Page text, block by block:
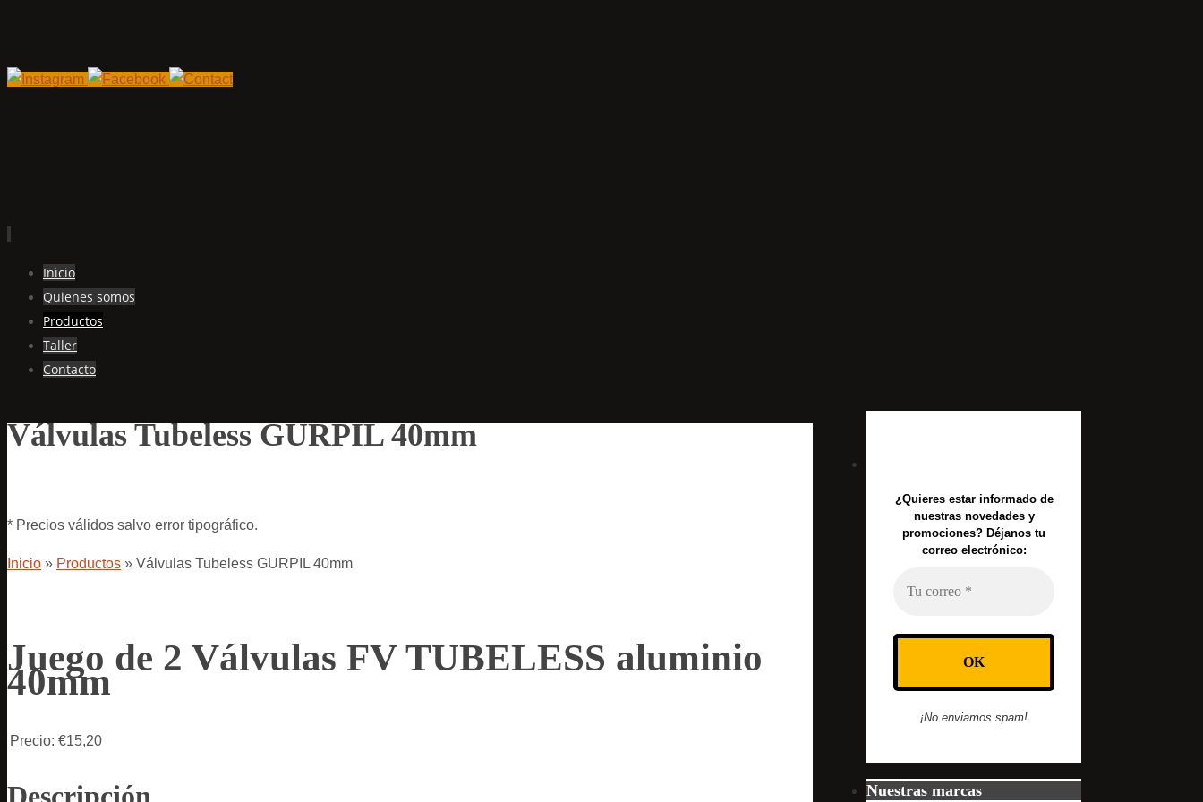
contenido
Inicio
Quienes somos
Productos
Taller
Contacto
Válvulas Tubeless GURPIL 40mm
* Precios válidos salvo error tipográfico.
Inicio » Productos » Válvulas Tubeless GURPIL 40mm
Juego de 2 Válvulas FV TUBELESS aluminio
40mm
Precio: €15,20
¿Quieres estar informado de
nuestras novedades y
promociones? Déjanos tu
correo electrónico:
¡No enviamos spam!
Nuestras marcas